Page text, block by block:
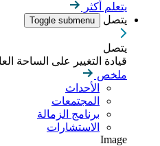
يتعلم أكثر
يتصل
Toggle submenu
يتصل
قيادة التغيير على الساحة
ملخص
الأحداث
المجتمعات
برنامج الزمالة
الاستشارات
Image